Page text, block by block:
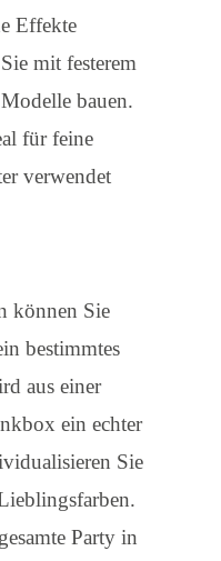
Effekte
mit festerem
bauen.
für feine
verwendet
können Sie
bestimmtes
aus einer
ein echter
Sie
Party in